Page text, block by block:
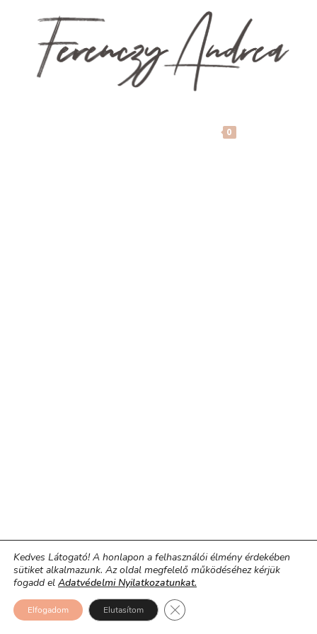
0
Copyright - WordPress Theme by OceanWP
Kedves Látogató! A honlapon a felhasználói élmény érdekében
sütiket alkalmazunk. Az oldal megfelelő működéséhez kérjük
fogadd el Adatvédelmi Nyilatkozatunkat.
Elfogadom Elutasítom Close GDPR Cookie Banner